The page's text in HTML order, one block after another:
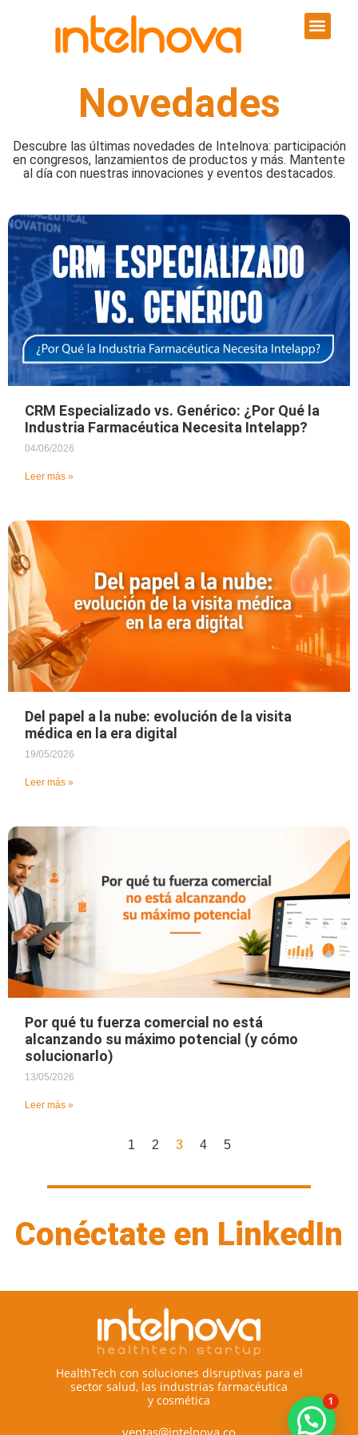
Novedades
Descubre las últimas novedades de Intelnova: participación
en congresos, lanzamientos de productos y más. Mantente
al día con nuestras innovaciones y eventos destacados.
CRM Especializado vs. Genérico: ¿Por Qué la
Industria Farmacéutica Necesita Intelapp?
04/06/2026
Leer más »
Del papel a la nube: evolución de la visita
médica en la era digital
19/05/2026
Leer más »
Por qué tu fuerza comercial no está
alcanzando su máximo potencial (y cómo
solucionarlo)
13/05/2026
Leer más »
1 2 3 4 5
Conéctate en LinkedIn
HealthTech con soluciones disruptivas para el
sector salud, las industrias farmacéutica
y cosmética
1